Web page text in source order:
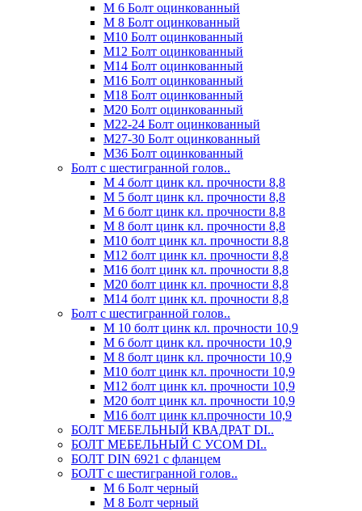
М 6 Болт оцинкованный
М 8 Болт оцинкованный
М10 Болт оцинкованный
М12 Болт оцинкованный
М14 Болт оцинкованный
М16 Болт оцинкованный
М18 Болт оцинкованный
М20 Болт оцинкованный
М22-24 Болт оцинкованный
М27-30 Болт оцинкованный
М36 Болт оцинкованный
Болт с шестигранной голов..
М 4 болт цинк кл. прочности 8,8
М 5 болт цинк кл. прочности 8,8
М 6 болт цинк кл. прочности 8,8
М 8 болт цинк кл. прочности 8,8
М10 болт цинк кл. прочности 8,8
М12 болт цинк кл. прочности 8,8
М16 болт цинк кл. прочности 8,8
М20 болт цинк кл. прочности 8,8
М14 болт цинк кл. прочности 8,8
Болт с шестигранной голов..
М 10 болт цинк кл. прочности 10,9
М 6 болт цинк кл. прочности 10,9
М 8 болт цинк кл. прочности 10,9
М10 болт цинк кл. прочности 10,9
М12 болт цинк кл. прочности 10,9
М20 болт цинк кл. прочности 10,9
М16 болт цинк кл.прочности 10,9
БОЛТ МЕБЕЛЬНЫЙ КВАДРАТ DI..
БОЛТ МЕБЕЛЬНЫЙ С УСОМ DI..
БОЛТ DIN 6921 c фланцем
БОЛТ с шестигранной голов..
М 6 Болт черный
М 8 Болт черный